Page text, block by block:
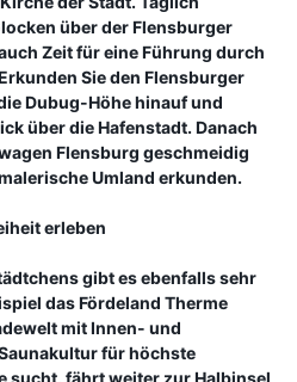
über der Flensburger
Zeit für eine Führung durch
Sie den Flensburger
Dubug-Höhe hinauf und
über die Hafenstadt. Danach
Flensburg geschmeidig
Umland erkunden.
erleben
gibt es ebenfalls sehr
das Fördeland Therme
mit Innen- und
für höchste